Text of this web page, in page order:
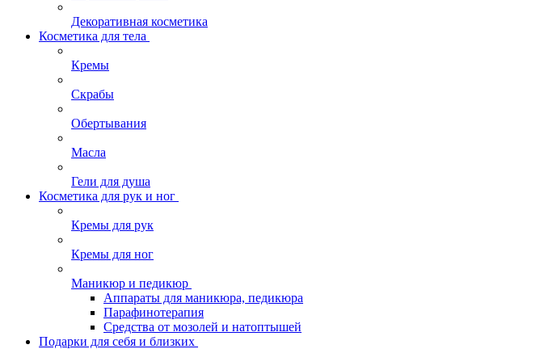
Декоративная косметика
Косметика для тела
Кремы
Скрабы
Обертывания
Масла
Гели для душа
Косметика для рук и ног
Кремы для рук
Кремы для ног
Маникюр и педикюр
Аппараты для маникюра, педикюра
Парафинотерапия
Средства от мозолей и натоптышей
Подарки для себя и близких